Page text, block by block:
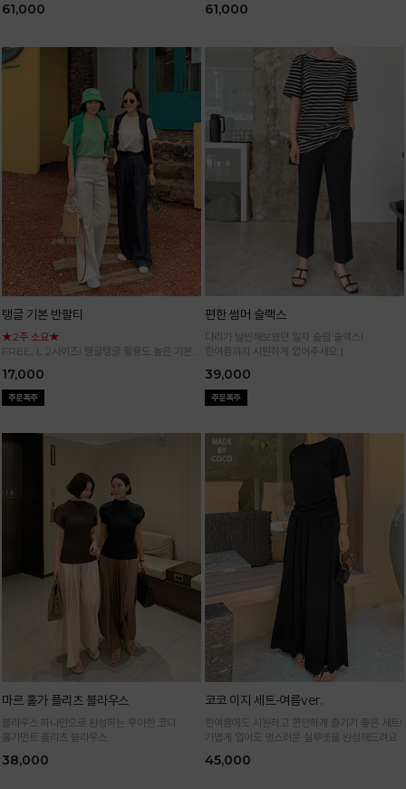
61,000 61,000
탱글 기본 반팔티
★2주 소요★
FREE, L 2사이즈! 탱글탱글 활용도 높은 기본
17,000
편한 썸머 슬랙스
다리가 날씬해보였던 일자 슬림 슬랙스!
한여름까지 시원하게 입어주세요:)
39,000
마르 홀가 플리츠 블라우스
블라우스 하나만으로 완성하는 우아한 코디
홀가먼트 플리츠 블라우스
38,000
코코 이지 세트-여름ver.
한여름에도 시원하고 편안하게 즐기기 좋은 세트!
가볍게 입어도 멋스러운 실루엣을 완성해드려요
45,000